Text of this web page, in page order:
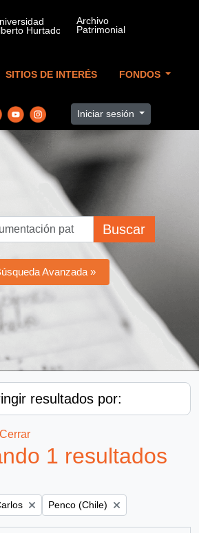
SITIOS DE INTERÉS FONDOS
Iniciar sesión
Buscar
Avanzada »
resultados por:
Cerrar
1 resultados
Remove filter:
Penco (Chile)